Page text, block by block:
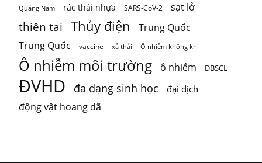
Quảng Nam rác thải nhựa SARS-CoV-2 sạt lở
thiên tai Thủy điện
Trung Quốc
Trung Quốc
vaccine xả thải Ô nhiễm không khí
Ô nhiễm môi trường ô nhiễm ĐBSCL
ĐVHD đa dạng sinh học
đại dịch
động vật hoang dã